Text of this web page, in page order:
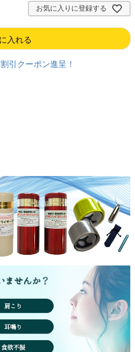
お気に入りに登録する
入れる
引クーポン進呈！